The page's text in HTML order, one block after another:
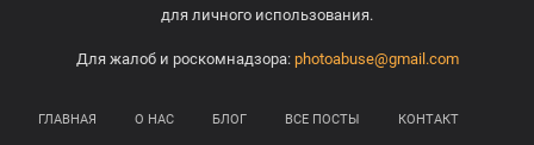
для личного использования.
Для жалоб и роскомнадзора: photoabuse@gmail.com
ГЛАВНАЯ О НАС БЛОГ ВСЕ ПОСТЫ КОНТАКТ